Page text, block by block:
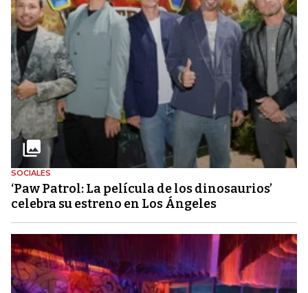
SOCIALES
‘Paw Patrol: La película de los dinosaurios’
celebra su estreno en Los Ángeles